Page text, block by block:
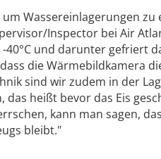
Wassereinlagerungen zu
Inspector bei Air
und darunter gefriert
die Wärmebildkamera
sind wir zudem in der
heißt bevor das Eis
kann man sagen,
bleibt."